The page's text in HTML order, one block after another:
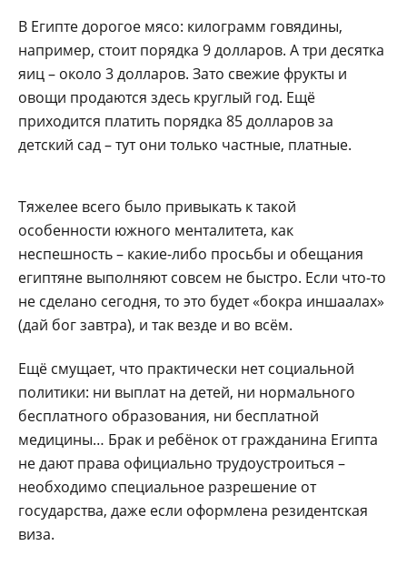
В Египте дорогое мясо: килограмм говядины,
например, стоит порядка 9 долларов. А три десятка
яиц – около 3 долларов. Зато свежие фрукты и
овощи продаются здесь круглый год. Ещё
приходится платить порядка 85 долларов за
детский сад – тут они только частные, платные.
Тяжелее всего было привыкать к такой
особенности южного менталитета, как
неспешность – какие-либо просьбы и обещания
египтяне выполняют совсем не быстро. Если что-то
не сделано сегодня, то это будет «бокра иншаалах»
(дай бог завтра), и так везде и во всём.
Ещё смущает, что практически нет социальной
политики: ни выплат на детей, ни нормального
бесплатного образования, ни бесплатной
медицины… Брак и ребёнок от гражданина Египта
не дают права официально трудоустроиться –
необходимо специальное разрешение от
государства, даже если оформлена резидентская
виза.